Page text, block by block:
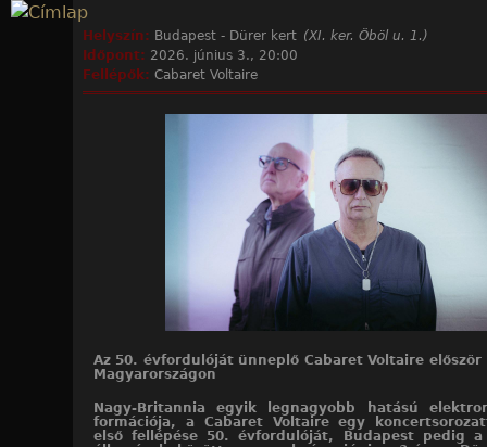
Helyszín: Budapest - Dürer kert (XI. ker. Öböl u. 1.)
Időpont: 2026. június 3., 20:00
Fellépők: Cabaret Voltaire
Az 50. évfordulóját ünneplő Cabaret Voltaire először
Magyarországon
Nagy-Britannia egyik legnagyobb hatású
formációja, a Cabaret Voltaire egy
első fellépése 50. évfordulóját, Budapest pedig a